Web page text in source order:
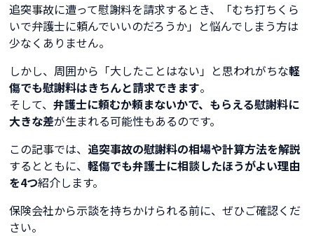
追突事故に遭って慰謝料を請求するとき、「むち打ちくら
いで弁護士に頼んでいいのだろうか」と悩んでしまう方は
少なくありません。
しかし、周囲から「大したことはない」と思われがちな軽
傷でも慰謝料はきちんと請求できます。
そして、弁護士に頼むか頼まないかで、もらえる慰謝料に
大きな差が生まれる可能性もあるのです。
この記事では、 追突事故の慰謝料の相場や計算方法を解説
するとともに、軽傷でも弁護士に相談したほうがよい理由
を4つ紹介します。
保険会社から示談を持ちかけられる前に、ぜひご確認くだ
さい。